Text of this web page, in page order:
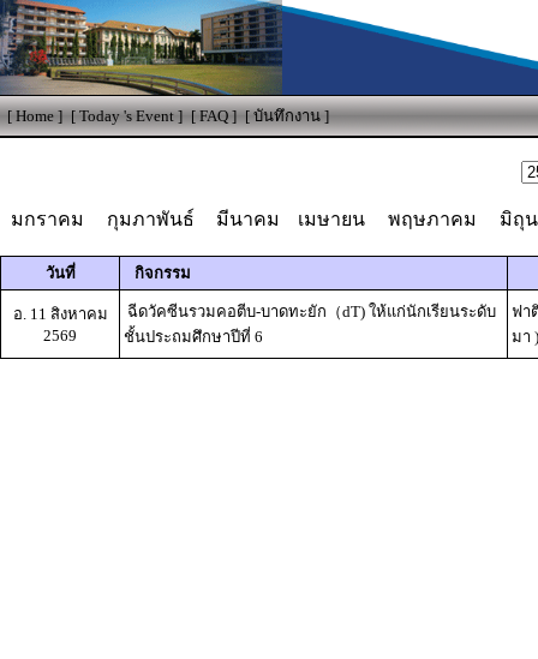
[Home] [Today 's Event] [FAQ] [บันทึกงาน]
มกราคม กุมภาพันธ์ มีนาคม เมษายน พฤษภาคม มิถุ
วันที่ กิจกรรม
อ. 11 สิงหาคม
2569
ฉีดวัคซีนรวมคอตีบ-บาดทะยัก（dT) ให้แก่นักเรียนระดับ
ชั้นประถมศึกษาปีที่ 6
ฟา
มา )